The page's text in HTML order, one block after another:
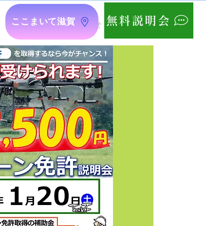
無料説明会
ここまいて滋賀
最新情報 お問い合せ